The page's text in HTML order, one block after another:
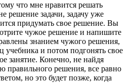
что мне нравится решать
решение задачи, задачу уже
придумать свое решение. Вы
чужое решение и напишите
знанием чужого решения,
учебника и потом подгонять свое
занятие. Конечно, не найдя
правильного решения, все равно
но это будет позже, когда